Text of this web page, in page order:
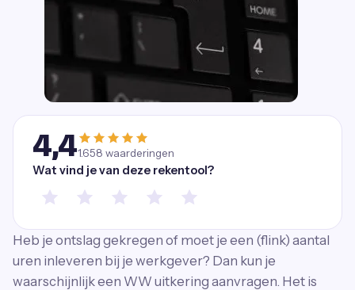
4,41.658 waarderingen
Wat vind je van deze rekentool?
Heb je ontslag gekregen of moet je een (flink) aantal
uren inleveren bij je werkgever? Dan kun je
waarschijnlijk een WW uitkering aanvragen. Het is